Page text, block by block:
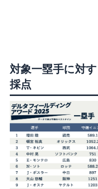
対象一塁手に対
採点